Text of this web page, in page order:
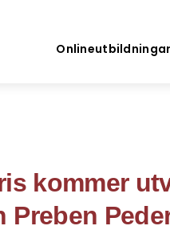
Onlineutbildningar
kommer
Preben